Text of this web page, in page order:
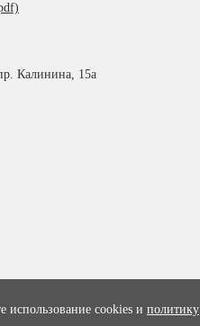
Калинина, 15а
использование cookies и политику